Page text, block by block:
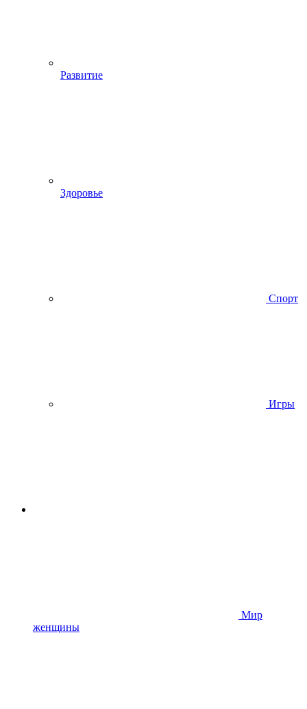
Развитие
Здоровье
Спорт
Игры
Мир
женщины